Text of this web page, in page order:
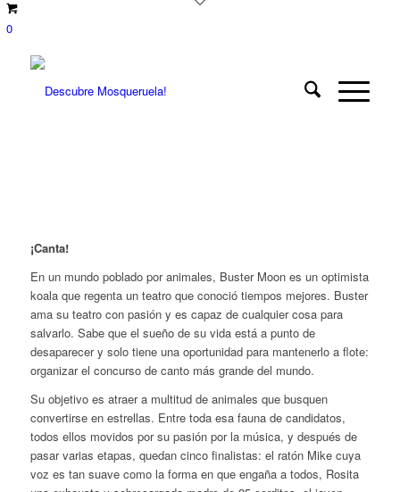
0
¡Canta!
En un mundo poblado por animales, Buster Moon es un optimista
koala que regenta un teatro que conoció tiempos mejores. Buster
ama su teatro con pasión y es capaz de cualquier cosa para
salvarlo. Sabe que el sueño de su vida está a punto de
desaparecer y solo tiene una oportunidad para mantenerlo a flote:
organizar el concurso de canto más grande del mundo.
Su objetivo es atraer a multitud de animales que busquen
convertirse en estrellas. Entre toda esa fauna de candidatos,
todos ellos movidos por su pasión por la música, y después de
pasar varias etapas, quedan cinco finalistas: el ratón Mike cuya
voz es tan suave como la forma en que engaña a todos, Rosita